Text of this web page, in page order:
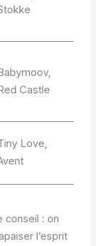
Castle
Love,
conseil : on
l’esprit